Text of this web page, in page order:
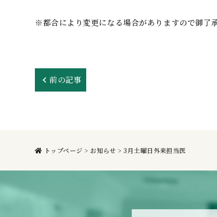
※都合により変更になる場合がありますので御了
前の記事
トップページ >お知らせ >3月土曜日外来担当医